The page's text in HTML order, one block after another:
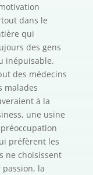
dans le
qui
des gens
inépuisable.
des médecins
malades
à la
une usine
préfèrent les
ne choisissent
passion, la